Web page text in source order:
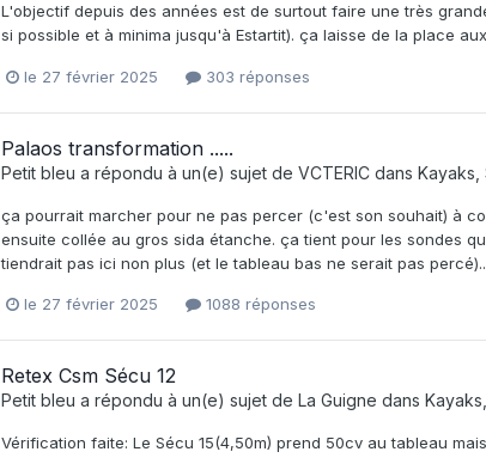
L'objectif depuis des années est de surtout faire une très
si possible et à minima jusqu'à Estartit). ça laisse de la place
le 27 février 2025 303 réponses
Palaos transformation .....
Petit bleu a répondu à un(e) sujet de VCTERIC dans Kayaks,
ça pourrait marcher pour ne pas percer (c'est son souhait) à
ensuite collée au gros sida étanche. ça tient pour les sondes
tiendrait pas ici non plus (et le tableau bas ne serait pas
le 27 février 2025 1088 réponses
Retex Csm Sécu 12
Petit bleu a répondu à un(e) sujet de La Guigne dans
Vérification faite: Le Sécu 15(4,50m) prend 50cv au tableau